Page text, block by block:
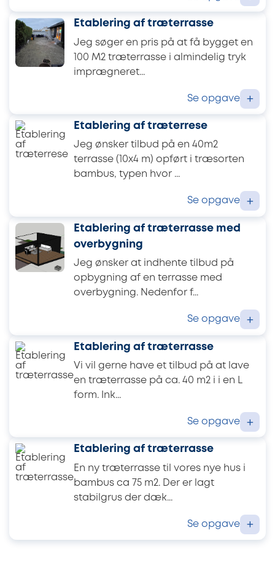
Etablering af træterrasse
Jeg søger en pris på at få bygget en
100 M2 træterrasse i almindelig tryk
imprægneret...
Se opgave +
Etablering af træterrese
Jeg ønsker tilbud på en 40m2
terrasse (10x4 m) opført i træsorten
bambus, typen hvor ...
Se opgave +
Etablering af træterrasse med
overbygning
Jeg ønsker at indhente tilbud på
opbygning af en terrasse med
overbygning. Nedenfor f...
Se opgave +
Etablering af træterrasse
Vi vil gerne have et tilbud på at lave
en træterrasse på ca. 40 m2 i i en L
form. Ink...
Se opgave +
Etablering af træterrasse
En ny træterrasse til vores nye hus i
bambus ca 75 m2. Der er lagt
stabilgrus der dæk...
Se opgave +